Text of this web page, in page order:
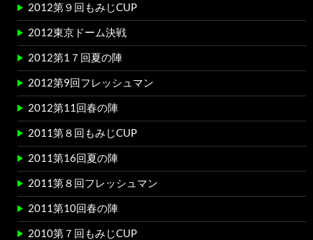
2012第９回もみじCUP
2012東京ドーム決戦
2012第1７回夏の陣
2012第9回フレッシュマン
2012第11回春の陣
2011第８回もみじCUP
2011第16回夏の陣
2011第８回フレッシュマン
2011第10回春の陣
2010第７回もみじCUP